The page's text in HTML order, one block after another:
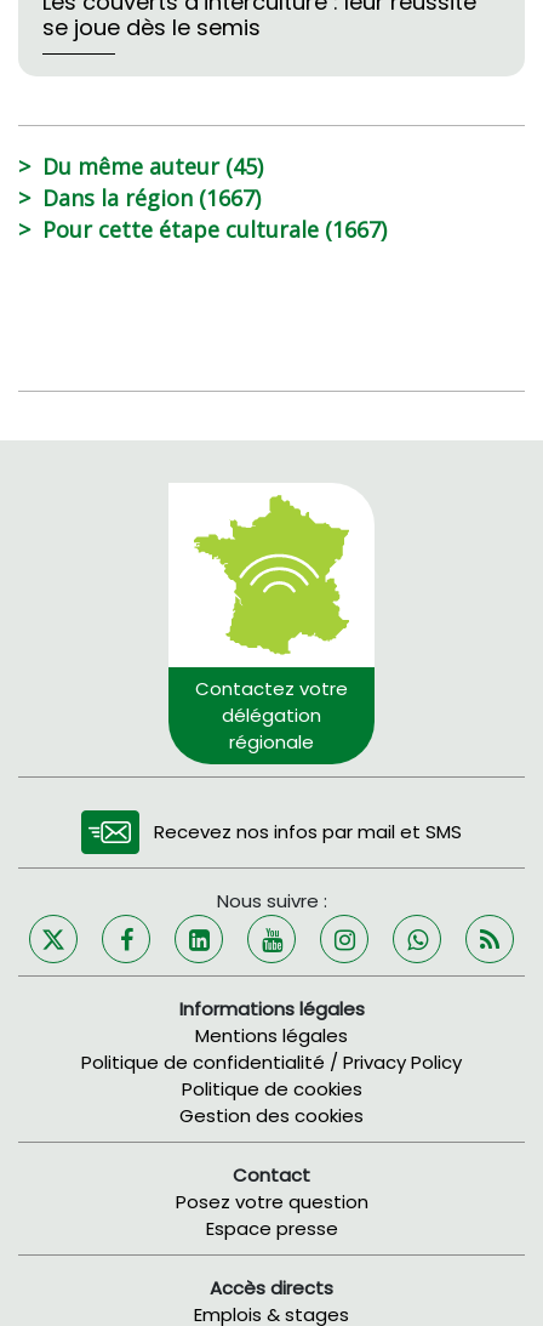
se joue dès le semis
Du même auteur (45)
Dans la région (1667)
Pour cette étape culturale (1667)
Contactez votre
délégation
régionale
Recevez nos infos par mail et SMS
Nous suivre :
Informations légales
Mentions légales
Politique de confidentialité / Privacy Policy
Politique de cookies
Gestion des cookies
Contact
Posez votre question
Espace presse
Accès directs
Emplois & stages